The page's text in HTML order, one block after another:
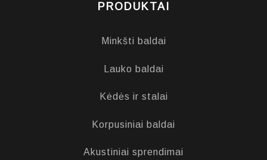
PRODUKTAI
Minkšti baldai
Lauko baldai
Kėdės ir stalai
Korpusiniai baldai
Akustiniai sprendimai